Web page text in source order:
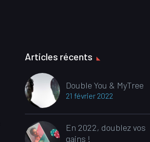
Articles récents
Double You & MyTree
21 février 2022
En 2022, doublez vos
gains !